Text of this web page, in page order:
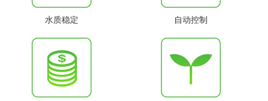
水质稳定 自动控制